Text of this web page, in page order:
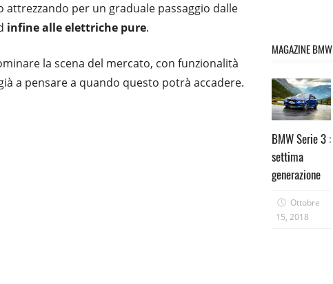
attrezzando per un graduale passaggio dalle
infine alle elettriche pure.
la scena del mercato, con funzionalità
a pensare a quando questo potrà accadere.
MAGAZINE BMW
BMW Serie 3 :
settima
generazione
Ottobre
15, 2018